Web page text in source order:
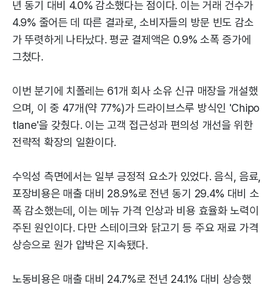
년 동기 대비 4.0% 감소했다는 점이다. 이는 거래 건수가
4.9% 줄어든 데 따른 결과로, 소비자들의 방문 빈도 감소
가 뚜렷하게 나타났다. 평균 결제액은 0.9% 소폭 증가에
그쳤다.
이번 분기에 치폴레는 61개 회사 소유 신규 매장을 개설했
으며, 이 중 47개(약 77%)가 드라이브스루 방식인 'Chipo
tlane'을 갖췄다. 이는 고객 접근성과 편의성 개선을 위한
전략적 확장의 일환이다.
수익성 측면에서는 일부 긍정적 요소가 있었다. 음식, 음료,
포장비용은 매출 대비 28.9%로 전년 동기 29.4% 대비 소
폭 감소했는데, 이는 메뉴 가격 인상과 비용 효율화 노력이
주된 원인이다. 다만 스테이크와 닭고기 등 주요 재료 가격
상승으로 원가 압박은 지속됐다.
노동비용은 매출 대비 24.7%로 전년 24.1% 대비 상승했